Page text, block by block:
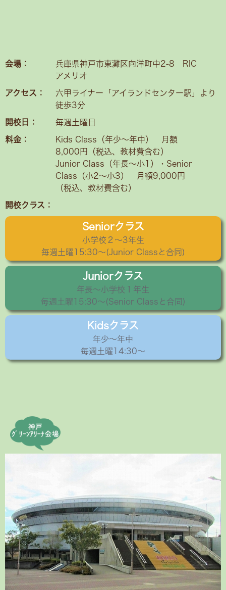
会場：
兵庫県神戸市東灘区向洋町中2-8 RIC
アメリオ
アクセス：
六甲ライナー「アイランドセンター駅」より
徒歩3分
開校日： 毎週土曜日
料金：
Kids Class（年少〜年中） 月額
8,000円（税込、教材費含む）
Junior Class（年長～小1）・Senior
Class（小2〜小3） 月額9,000円
（税込、教材費含む）
開校クラス：
Seniorクラス
小学校２〜3年生
毎週土曜15:30〜(Junior Classと合同)
Juniorクラス
年長〜小学校１年生
毎週土曜15:30～(Senior Classと合同)
Kidsクラス
年少〜年中
毎週土曜14:30～